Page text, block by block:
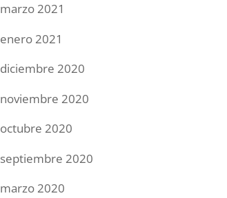
marzo 2021
enero 2021
diciembre 2020
noviembre 2020
octubre 2020
septiembre 2020
marzo 2020